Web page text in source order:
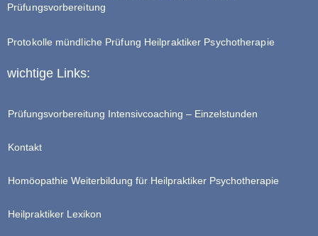
Prüfungsvorbereitung
Protokolle mündliche Prüfung Heilpraktiker Psychotherapie
wichtige Links:
Prüfungsvorbereitung Intensivcoaching – Einzelstunden
Kontakt
Homöopathie Weiterbildung für Heilpraktiker Psychotherapie
Heilpraktiker Lexikon